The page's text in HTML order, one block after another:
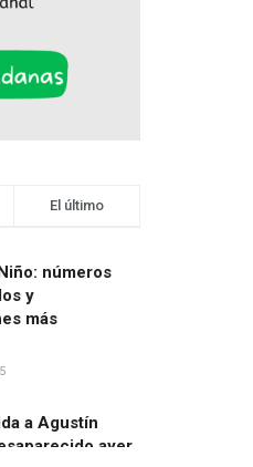
El último
números
y
más
a Agustín
ayer